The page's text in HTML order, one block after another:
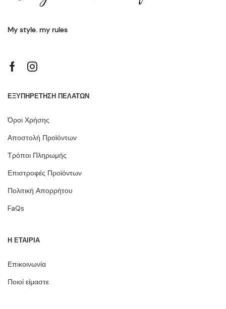
My style. my rules
ΕΞΥΠΗΡΕΤΗΣΗ ΠΕΛΑΤΩΝ
Όροι Χρήσης
Αποστολή Προϊόντων
Τρόποι Πληρωμής
Επιστροφές Προϊόντων
Πολιτική Απορρήτου
FaQs
Η ΕΤΑΙΡΙΑ
Επικοινωνία
Ποιοί είμαστε